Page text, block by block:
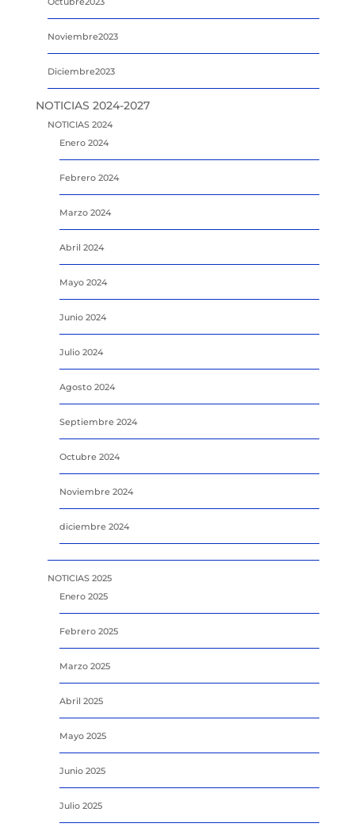
Noviembre2023
Diciembre2023
NOTICIAS 2024-2027
NOTICIAS 2024
Enero 2024
Febrero 2024
Marzo 2024
Abril 2024
Mayo 2024
Junio 2024
Julio 2024
Agosto 2024
Septiembre 2024
Octubre 2024
Noviembre 2024
diciembre 2024
NOTICIAS 2025
Enero 2025
Febrero 2025
Marzo 2025
Abril 2025
Mayo 2025
Junio 2025
Julio 2025